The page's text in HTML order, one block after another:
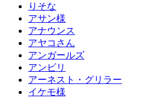
りそな
アサン様
アナウンス
アヤコさん
アンガールズ
アンビリ
アーネスト・グリラー
イケモ様